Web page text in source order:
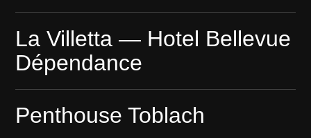
La Villetta — Hotel Bellevue
Dépendance
Penthouse Toblach